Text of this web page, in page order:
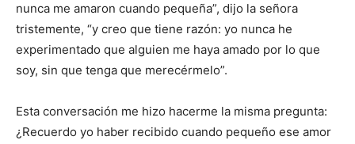
nunca me amaron cuando pequeña”, dijo la señora
tristemente, “y creo que tiene razón: yo nunca he
experimentado que alguien me haya amado por lo que
soy, sin que tenga que merecér­melo”.
Esta conversación me hizo hacer­me la misma pregunta:
¿Recuerdo yo haber recibido cuando pequeño ese amor